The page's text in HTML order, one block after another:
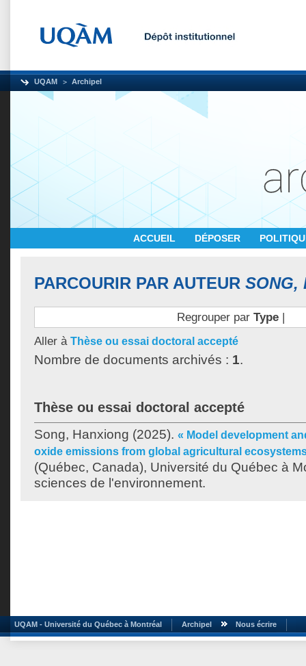
UQAM Archipel
ACCUEIL DÉPOSER
PARCOURIR PAR AUTEUR SONG,
Regrouper par Type|
Aller à Thèse ou essai doctoral accepté
Nombre de documents archivés : 1.
Thèse ou essai doctoral accepté
Song, Hanxiong (2025). « Model development
oxide emissions from global agricultural
(Québec, Canada), Université du Québec à
sciences de l'environnement.
UQAM - Université du Québec à Montréal Archipel Nous écrire